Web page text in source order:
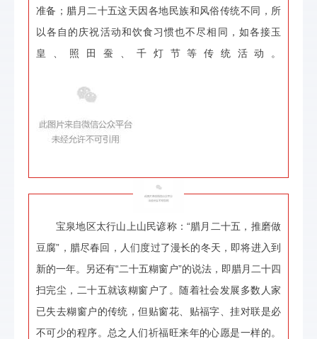
准备；腊月二十五这天因各地民族和风俗传统不同，所
以各自的庆祝活动和饮食习惯也不尽相同，如各接玉
皇、照田蚕、千灯节等传统活动。
宝泉地区太行山上山民谚称：“腊月二十五，推磨做
豆腐”，腊尽春回，人们度过了漫长的冬天，即将进入到
新的一年。另还有“二十五糊窗户”的说法，即腊月二十四
扫完尘，二十五就该糊窗户了。随着社会发展多数人家
已失去糊窗户的传统，但贴窗花、贴福字、挂对联是必
不可少的程序。总之人们祈福旺来年的心愿是一样的。